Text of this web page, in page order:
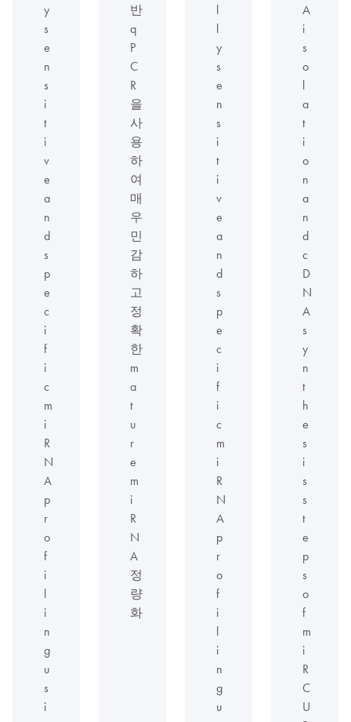
y
s
e
n
s
i
t
i
v
e
a
n
d
s
p
e
c
i
f
i
c
m
i
R
N
A
p
r
o
f
i
l
i
n
g
u
s
i
반
q
P
C
R
을
사
용
하
여
매
우
민
감
하
고
정
확
한
m
a
t
u
r
e
m
i
R
N
A
정
량
화
l
l
y
s
e
n
s
i
t
i
v
e
a
n
d
s
p
e
c
i
f
i
c
m
i
R
N
A
p
r
o
f
i
l
i
n
g
u
A
i
s
o
l
a
t
i
o
n
a
n
d
c
D
N
A
s
y
n
t
h
e
s
i
s
s
t
e
p
s
o
f
m
i
R
C
U